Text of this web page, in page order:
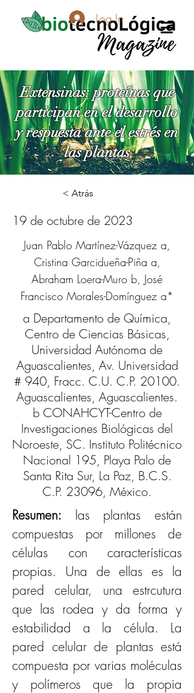
Log In
Extensinas: proteínas que
participan en el desarrollo
y respuesta ante el estrés en
las plantas
< Atrás
19 de octubre de 2023
Juan Pablo Martínez-Vázquez a,
Cristina Garcidueña-Piña a,
Abraham Loera-Muro b, José
Francisco Morales-Domínguez a*
a Departamento de Química,
Centro de Ciencias Básicas,
Universidad Autónoma de
Aguascalientes, Av. Universidad
# 940, Fracc. C.U. C.P. 20100.
Aguascalientes, Aguascalientes.
b CONAHCYT-Centro de
Investigaciones Biológicas del
Noroeste, SC. Instituto Politécnico
Nacional 195, Playa Palo de
Santa Rita Sur, La Paz, B.C.S.
C.P. 23096, México.
Resumen:
las plantas están
compuestas por millones de
células con características
propias. Una de ellas es la
pared celular, una estrcutura
que las rodea y da forma y
estabilidad a la célula. La
pared celular de plantas está
compuesta por varias moléculas
y polímeros que la propia